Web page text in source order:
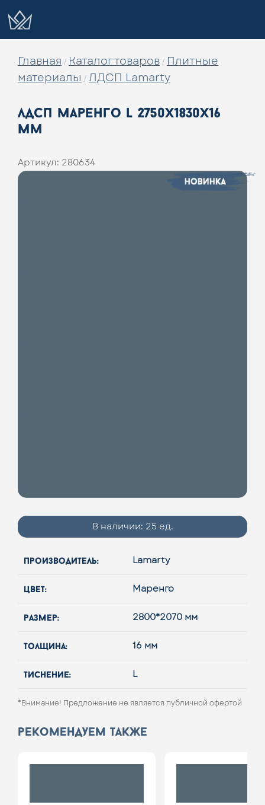
Главная / Каталог товаров /
Плитные
материалы / ЛДСП Lamarty
лдсп маренго l 2750х1830х16
мм
Артикул: 280634
В наличии: 25 ед.
производитель: Lamarty
цвет: Маренго
размер: 2800*2070 мм
толщина: 16 мм
тиснение: L
*Внимание! Предложение не является публичной офертой
рекомендуем также